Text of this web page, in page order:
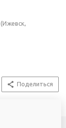
Поделиться